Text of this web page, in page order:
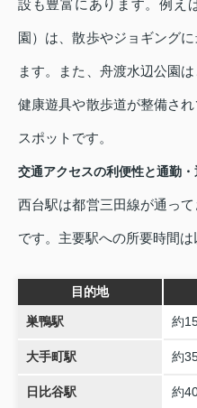
設も豊富にあります。例え
園）は、散歩やジョギング
ます。また、舟渡水辺公園
健康遊具や散歩道が整備さ
スポットです。
交通アクセスの利便性と通勤
西台駅は都営三田線が通っ
です。主要駅への所要時間は
目的地
巣鴨駅 約
大手町駅 約
日比谷駅 約